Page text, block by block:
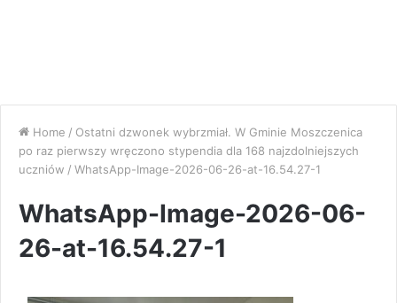
Home / Ostatni dzwonek wybrzmiał. W Gminie Moszczenica
po raz pierwszy wręczono stypendia dla 168 najzdolniejszych
uczniów / WhatsApp-Image-2026-06-26-at-16.54.27-1
WhatsApp-Image-2026-06-
26-at-16.54.27-1